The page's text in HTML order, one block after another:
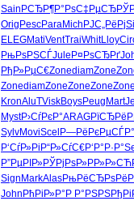
SainРСЂР¶Р°РѕС‡РµСЂ
OrigPescParaMichРЈС„РёРј
ELEGMatiVentTraiWhitLloy
РњРѕРЅСЃJuleР¤РѕСЂРґ
РђР»РµС€ZonediamZone
ZonediamZoneZoneZoneZone
KronAluTViskBoysPeugMart
MystР›СѓРєР°ARAG
SylvMoviScelР—РёРєРµ
Р‘СѓР»РіР“Р»СѓС€Р‘Р°Р·Р°
Р”РµРІР»РЎРјРѕР»РР»Р»СЋ
SignMarkAlasРњРёСЂРѕ
JohnРћРіР»Р°Р Р°РЅРЅ